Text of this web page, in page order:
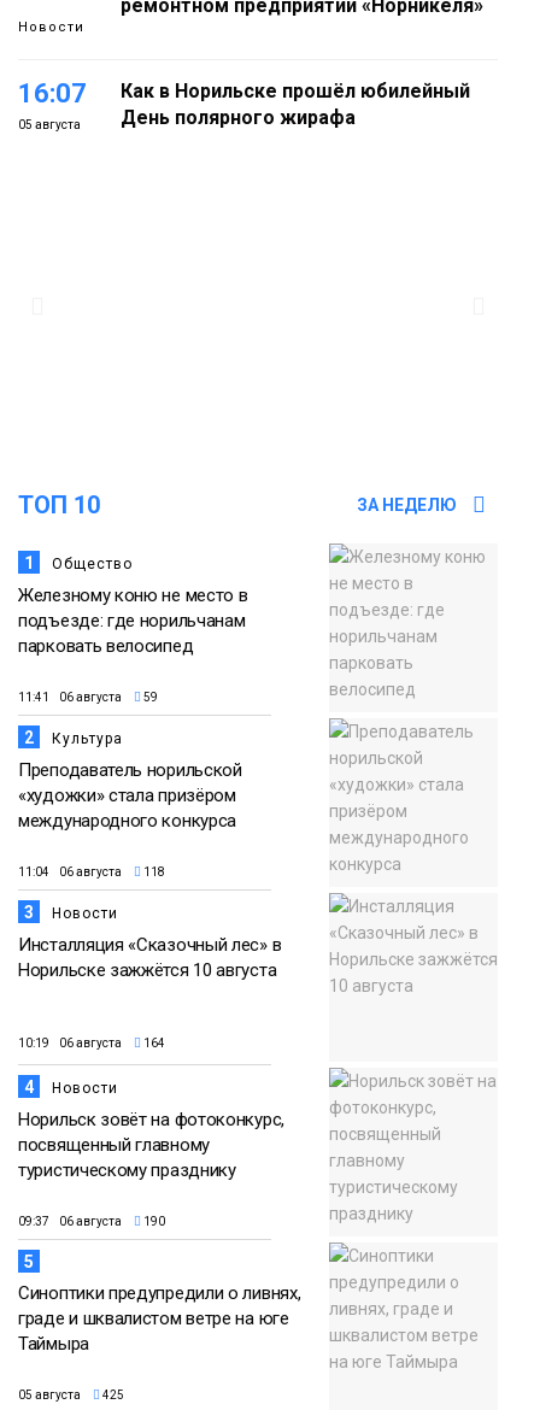
Новости
ремонтном предприятии «Норникеля»
16:07
05 августа
Как в Норильске прошёл юбилейный
День полярного жирафа
ТОП 10 ЗА НЕДЕЛЮ
1 Общество
Железному коню не место в
подъезде: где норильчанам
парковать велосипед
11:41 06 августа 59
2 Культура
Преподаватель норильской
«художки» стала призёром
международного конкурса
11:04 06 августа 118
3 Новости
Инсталляция «Сказочный лес» в
Норильске зажжётся 10 августа
10:19 06 августа 164
4 Новости
Норильск зовёт на фотоконкурс,
посвященный главному
туристическому празднику
09:37 06 августа 190
5
Синоптики предупредили о ливнях,
граде и шквалистом ветре на юге
Таймыра
05 августа 425